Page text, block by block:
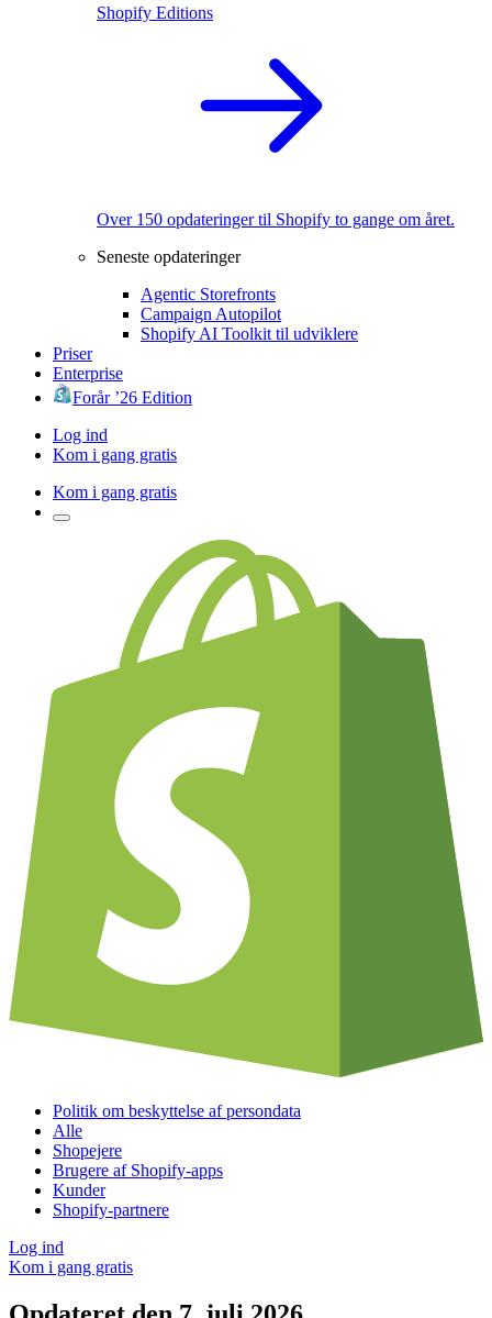
Shopify Editions
Over 150 opdateringer til Shopify to gange om året.
Seneste opdateringer
Agentic Storefronts
Campaign Autopilot
Shopify AI Toolkit til udviklere
Priser
Enterprise
Forår ’26 Edition
Log ind
Kom i gang gratis
Kom i gang gratis
Politik om beskyttelse af persondata
Alle
Shopejere
Brugere af Shopify-apps
Kunder
Shopify-partnere
Log ind
Kom i gang gratis